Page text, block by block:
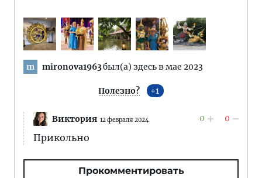
m mironova1963был(а) здесь в мае 2023
Полезно? 1
Виктория 12 февраля 2024 0 0
Прикольно
Прокомментировать